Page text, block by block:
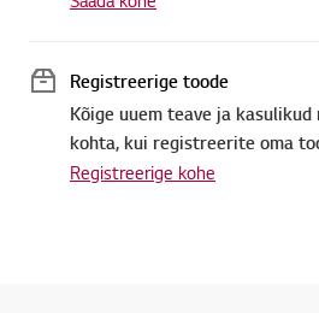
Registreerige toode
Kõige uuem teave ja
kohta, kui registreerite oma
Registreerige kohe